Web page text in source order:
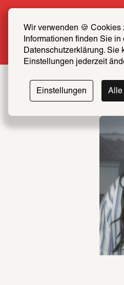
Wir verwenden 🍪 Cookies
Informationen finden Sie in
Datenschutzerklärung. Sie
Einstellungen jederzeit
Einstellungen Alle
SCHIRN
Mehr